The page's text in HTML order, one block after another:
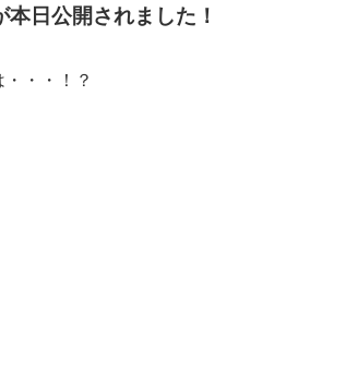
日公開されました！
・・！？